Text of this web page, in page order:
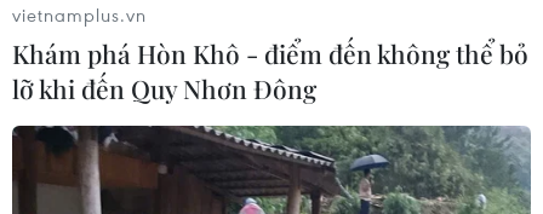
vietnamplus.vn
Khám phá Hòn Khô - điểm đến không thể bỏ
lỡ khi đến Quy Nhơn Đông